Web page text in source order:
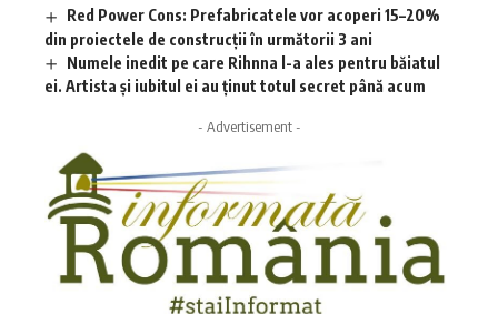
Red Power Cons: Prefabricatele vor acoperi 15–20%
din proiectele de construcții în următorii 3 ani
Numele inedit pe care Rihnna l-a ales pentru băiatul
ei. Artista și iubitul ei au ținut totul secret până acum
- Advertisement -